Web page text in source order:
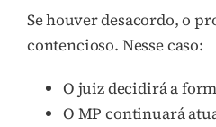
Se houver desacordo, o
contencioso. Nesse caso:
O juiz decidirá a
O MP continuará